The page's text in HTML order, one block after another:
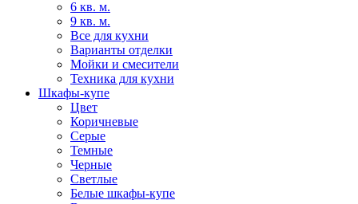
6 кв. м.
9 кв. м.
Все для кухни
Варианты отделки
Мойки и смесители
Техника для кухни
Шкафы-купе
Цвет
Коричневые
Серые
Темные
Черные
Светлые
Белые шкафы-купе